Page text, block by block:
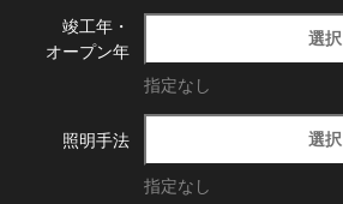
竣工年・
オープン年
選択
指定なし
照明手法 選択
指定なし